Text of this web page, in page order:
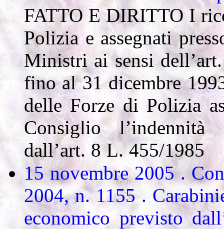
FATTO E DIRITTO I
Polizia e assegnati
Ministri ai sensi
fino al 31 dicembre
delle Forze di Polizia
Consiglio
dall’art. 8 L. 455/1985
15 novembre 2005 .
2004, n. 1155 .
economico previsto